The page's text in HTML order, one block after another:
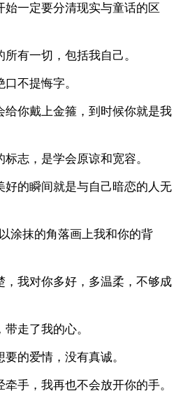
始一定要分清现实与童话的区
有一切，包括我自己。
不提悔字。
给你戴上金箍，到时候你就是我
志，是学会原谅和宽容。
好的瞬间就是与自己暗恋的人无
涂抹的角落画上我和你的背
，我对你多好，多温柔，不够成
走了我的心。
的爱情，没有真诚。
手，我再也不会放开你的手。